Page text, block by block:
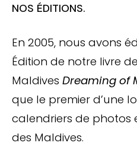
NOS ÉDITIONS.
En 2005, nous avons
Édition de notre livre
Maldives Dreaming of
que le premier d’une
calendriers de photos
des Maldives.